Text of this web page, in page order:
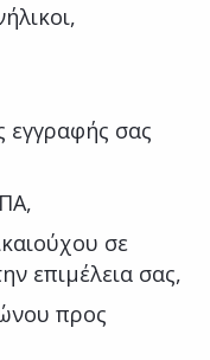
εγγραφής σας
σε
επιμέλεια σας,
προς